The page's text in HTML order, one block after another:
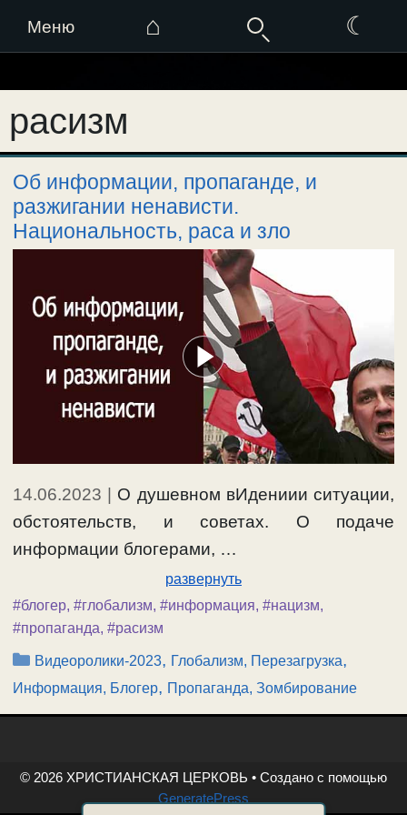
Меню ⌂ ☾
к
содержимому
расизм
Об информации, пропаганде, и
разжигании ненависти.
Национальность, раса и зло
14.06.2023 | О душевном вИдениии ситуации,
обстоятельств, и советах. О подаче
информации блогерами, …
развернуть
#блогер, #глобализм, #информация, #нацизм,
#пропаганда, #расизм
Рубрики
Видеоролики-2023, Глобализм, Перезагрузка,
Информация, Блогер, Пропаганда, Зомбирование
© 2026 ХРИСТИАНСКАЯ ЦЕРКОВЬ • Создано с помощью
GeneratePress